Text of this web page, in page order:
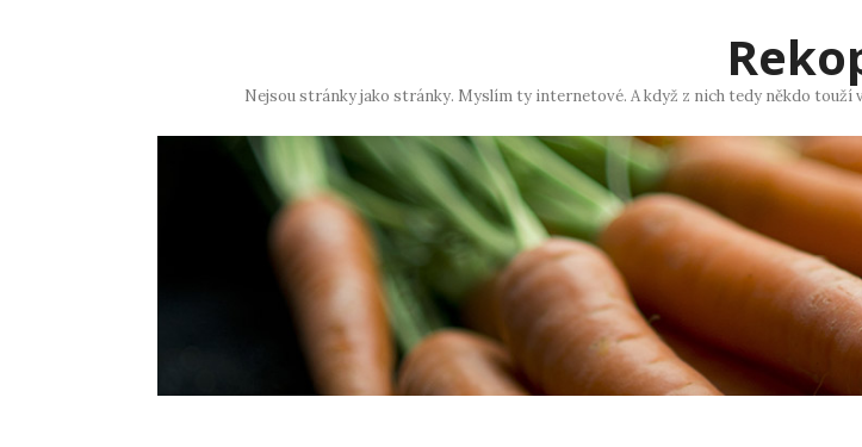
Nejsou stránky jako stránky. Myslím ty internetové. A když z nich tedy někdo